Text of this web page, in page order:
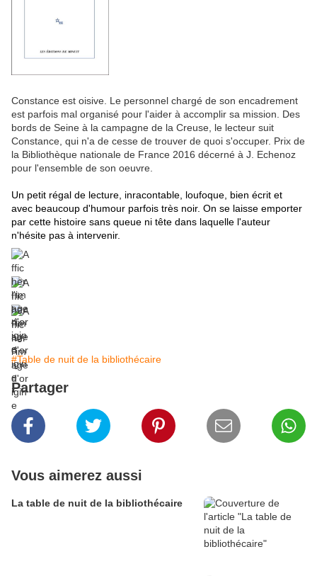
Constance est oisive. Le personnel chargé de son encadrement
est parfois mal organisé pour l'aider à accomplir sa mission. Des
bords de Seine à la campagne de la Creuse, le lecteur suit
Constance, qui n'a de cesse de trouver de quoi s'occuper. Prix de
la Bibliothèque nationale de France 2016 décerné à J. Echenoz
pour l'ensemble de son oeuvre.
Un petit régal de lecture, inracontable, loufoque, bien écrit et
avec beaucoup d'humour parfois très noir. On se laisse emporter
par cette histoire sans queue ni tête dans laquelle l'auteur
n'hésite pas à intervenir.
#Table de nuit de la bibliothécaire
Partager
Vous aimerez aussi
La table de nuit de la bibliothécaire